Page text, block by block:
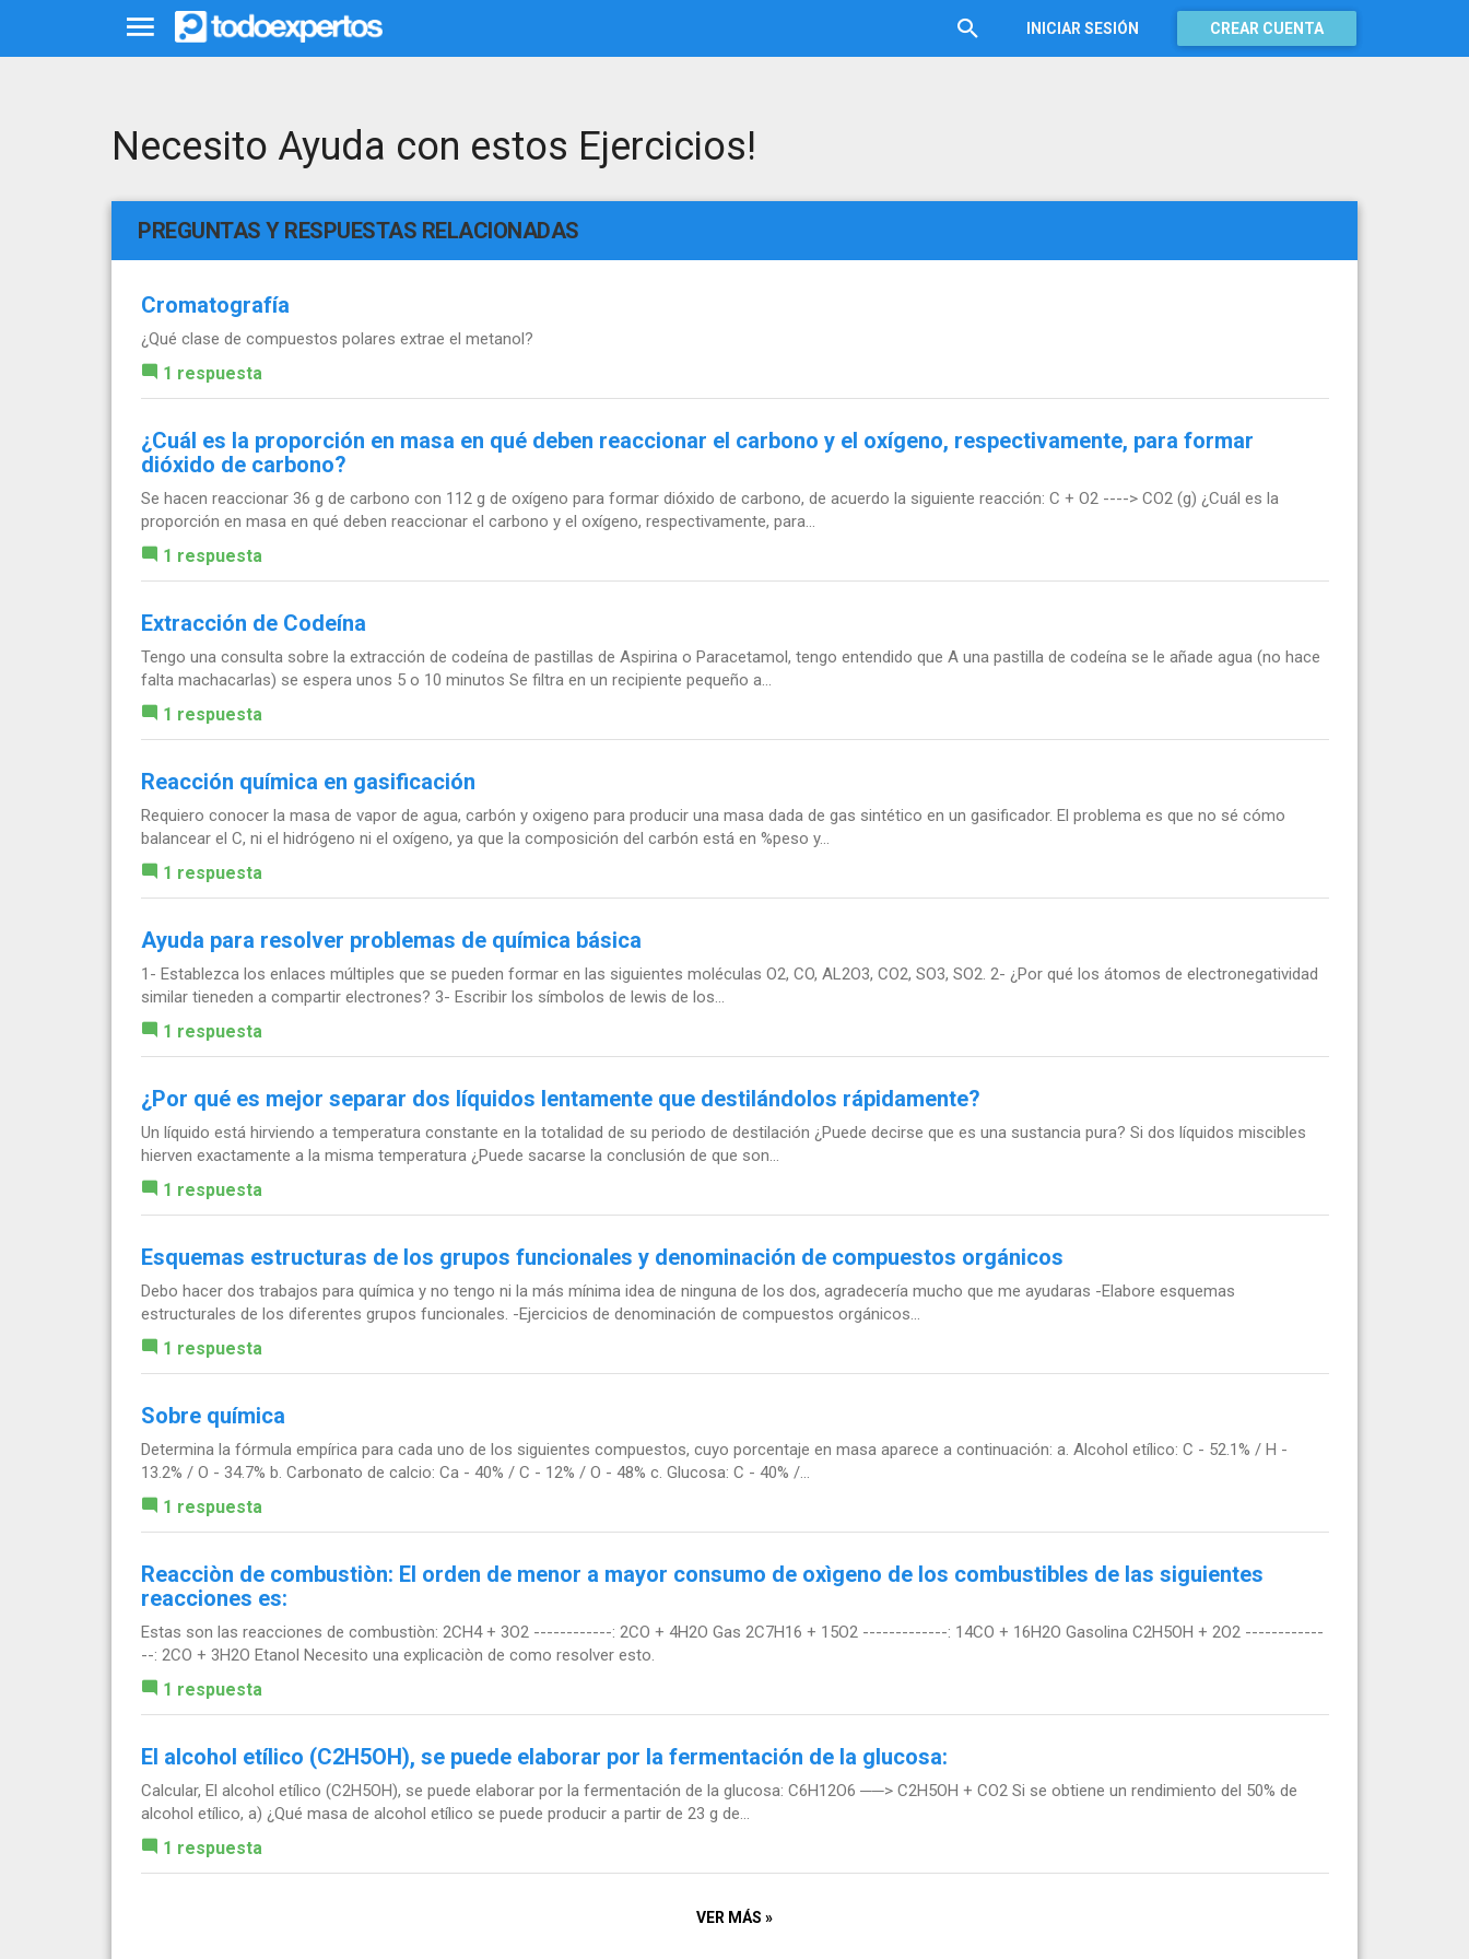
INICIAR SESIÓN CREAR CUENTA
Necesito Ayuda con estos Ejercicios!
PREGUNTAS Y RESPUESTAS RELACIONADAS
Cromatografía
¿Qué clase de compuestos polares extrae el metanol?
1 respuesta
¿Cuál es la proporción en masa en qué deben reaccionar el carbono y el oxígeno, respectivamente, para formar
dióxido de carbono?
Se hacen reaccionar 36 g de carbono con 112 g de oxígeno para formar dióxido de carbono, de acuerdo la siguiente reacción: C + O2 ----> CO2 (g) ¿Cuál es la
proporción en masa en qué deben reaccionar el carbono y el oxígeno, respectivamente, para...
1 respuesta
Extracción de Codeína
Tengo una consulta sobre la extracción de codeína de pastillas de Aspirina o Paracetamol, tengo entendido que A una pastilla de codeína se le añade agua (no hace
falta machacarlas) se espera unos 5 o 10 minutos Se filtra en un recipiente pequeño a...
1 respuesta
Reacción química en gasificación
Requiero conocer la masa de vapor de agua, carbón y oxigeno para producir una masa dada de gas sintético en un gasificador. El problema es que no sé cómo
balancear el C, ni el hidrógeno ni el oxígeno, ya que la composición del carbón está en %peso y...
1 respuesta
Ayuda para resolver problemas de química básica
1- Establezca los enlaces múltiples que se pueden formar en las siguientes moléculas O2, CO, AL2O3, CO2, SO3, SO2. 2- ¿Por qué los átomos de electronegatividad
similar tieneden a compartir electrones? 3- Escribir los símbolos de lewis de los...
1 respuesta
¿Por qué es mejor separar dos líquidos lentamente que destilándolos rápidamente?
Un líquido está hirviendo a temperatura constante en la totalidad de su periodo de destilación ¿Puede decirse que es una sustancia pura? Si dos líquidos miscibles
hierven exactamente a la misma temperatura ¿Puede sacarse la conclusión de que son...
1 respuesta
Esquemas estructuras de los grupos funcionales y denominación de compuestos orgánicos
Debo hacer dos trabajos para química y no tengo ni la más mínima idea de ninguna de los dos, agradecería mucho que me ayudaras -Elabore esquemas
estructurales de los diferentes grupos funcionales. -Ejercicios de denominación de compuestos orgánicos...
1 respuesta
Sobre química
Determina la fórmula empírica para cada uno de los siguientes compuestos, cuyo porcentaje en masa aparece a continuación: a. Alcohol etílico: C - 52.1% / H -
13.2% / O - 34.7% b. Carbonato de calcio: Ca - 40% / C - 12% / O - 48% c. Glucosa: C - 40% /...
1 respuesta
Reacciòn de combustiòn: El orden de menor a mayor consumo de oxìgeno de los combustibles de las siguientes
reacciones es:
Estas son las reacciones de combustiòn: 2CH4 + 3O2 ------------: 2CO + 4H2O Gas 2C7H16 + 15O2 -------------: 14CO + 16H2O Gasolina C2H5OH + 2O2 ------------
--: 2CO + 3H2O Etanol Necesito una explicaciòn de como resolver esto.
1 respuesta
El alcohol etílico (C2H5OH), se puede elaborar por la fermentación de la glucosa:
Calcular, El alcohol etílico (C2H5OH), se puede elaborar por la fermentación de la glucosa: C6H12O6 ──> C2H5OH + CO2 Si se obtiene un rendimiento del 50% de
alcohol etílico, a) ¿Qué masa de alcohol etílico se puede producir a partir de 23 g de...
1 respuesta
VER MÁS »